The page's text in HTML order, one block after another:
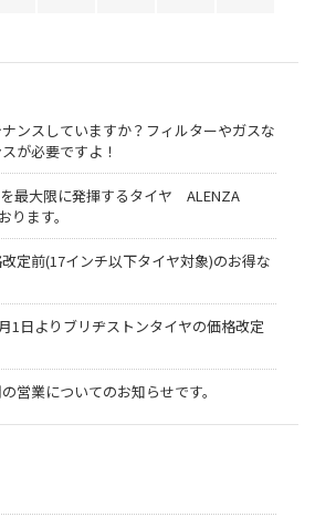
ンスしていますか？フィルターやガスな
が必要ですよ！
最大限に発揮するタイヤ ALENZA
ます。
改定前(17インチ以下タイヤ対象)のお得な
！
1日よりブリヂストンタイヤの価格改定
営業についてのお知らせです。